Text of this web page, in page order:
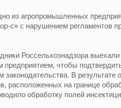
из агропромышленных
с» с нарушением регламентов
Россельхознадзора
предприятием, чтобы
В результате
расположенных на границе
обработку полей